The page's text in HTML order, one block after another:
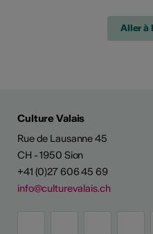
Aller à
Culture Valais
Rue de Lausanne 45
CH - 1950 Sion
+41 (0)27 606 45 69
info@culturevalais.ch